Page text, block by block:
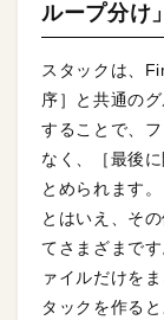
ループ分け
スタックは、
序］と共通の
することで、
なく、［最後
とめられます。
とはいえ、そ
てさまざまで
ァイルだけを
タックを作る